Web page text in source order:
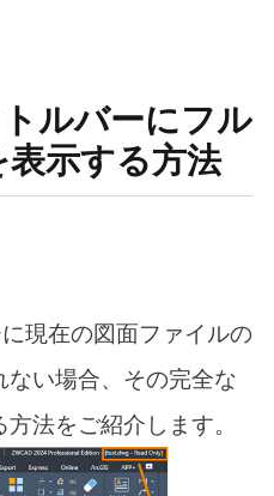
ルバーにフル
示する方法
現在の図面ファイルの
い場合、その完全な
法をご紹介します。